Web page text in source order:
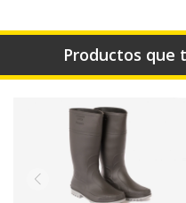
Productos que